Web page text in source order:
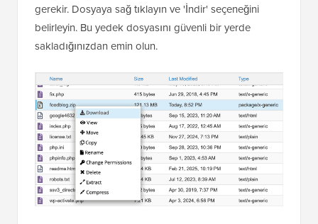
gerekir. Dosyaya sağ tıklayın ve 'İndir' seçeneğini
belirleyin. Bu yedek dosyasını güvenli bir yerde
sakladığınızdan emin olun.